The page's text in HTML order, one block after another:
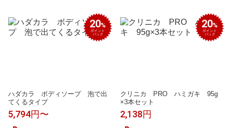
ハダカラ ボディソープ 泡で出
てくるタイプ
5,794円〜
20%
ポイント
バック
クリニカ PRO ハミガキ 95g
×3本セット
2,138円
20%
ポイント
バック